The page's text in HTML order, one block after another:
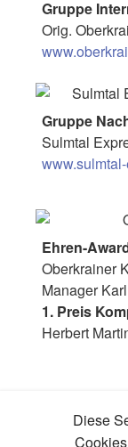
Gruppe
Orig.
Gruppe
Sulmtal
Ehren-
Oberkrainer
Manager
1. Preis
Herbert
© 2025
Diese